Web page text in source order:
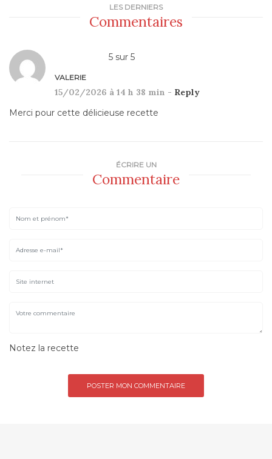
LES DERNIERS
Commentaires
5 sur 5
VALERIE
15/02/2026 à 14 h 38 min - Reply
Merci pour cette délicieuse recette
ÉCRIRE UN
Commentaire
Notez la recette